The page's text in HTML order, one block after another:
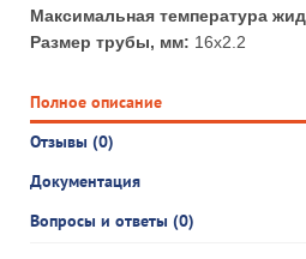
Максимальная температура
Размер трубы, мм: 16x2.2
Полное описание
Отзывы (0)
Документация
Вопросы и ответы (0)